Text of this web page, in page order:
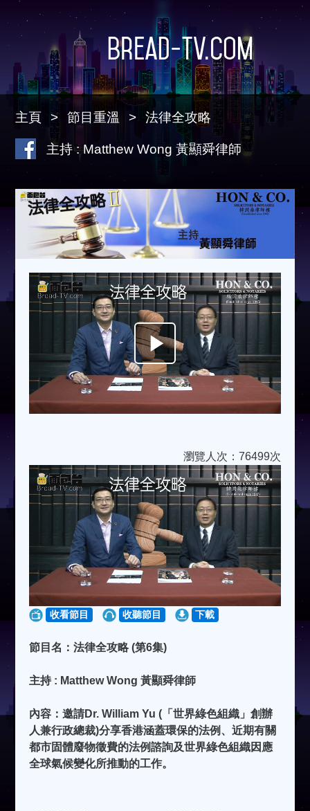
Bread-TV.com
主頁 節目重溫 法律全攻略
主持 : Matthew Wong 黃顯舜律師
Play
Video
瀏覽人次：76499次
收看節目 收聽節目 下載
節目名：法律全攻略 (第6集)
主持 : Matthew Wong 黃顯舜律師
內容：邀請Dr. William Yu (「世界綠色組織」創辦
人兼行政總裁)分享香港涵蓋環保的法例、近期有關
都市固體廢物徵費的法例諮詢及世界綠色組織因應
全球氣候變化所推動的工作。